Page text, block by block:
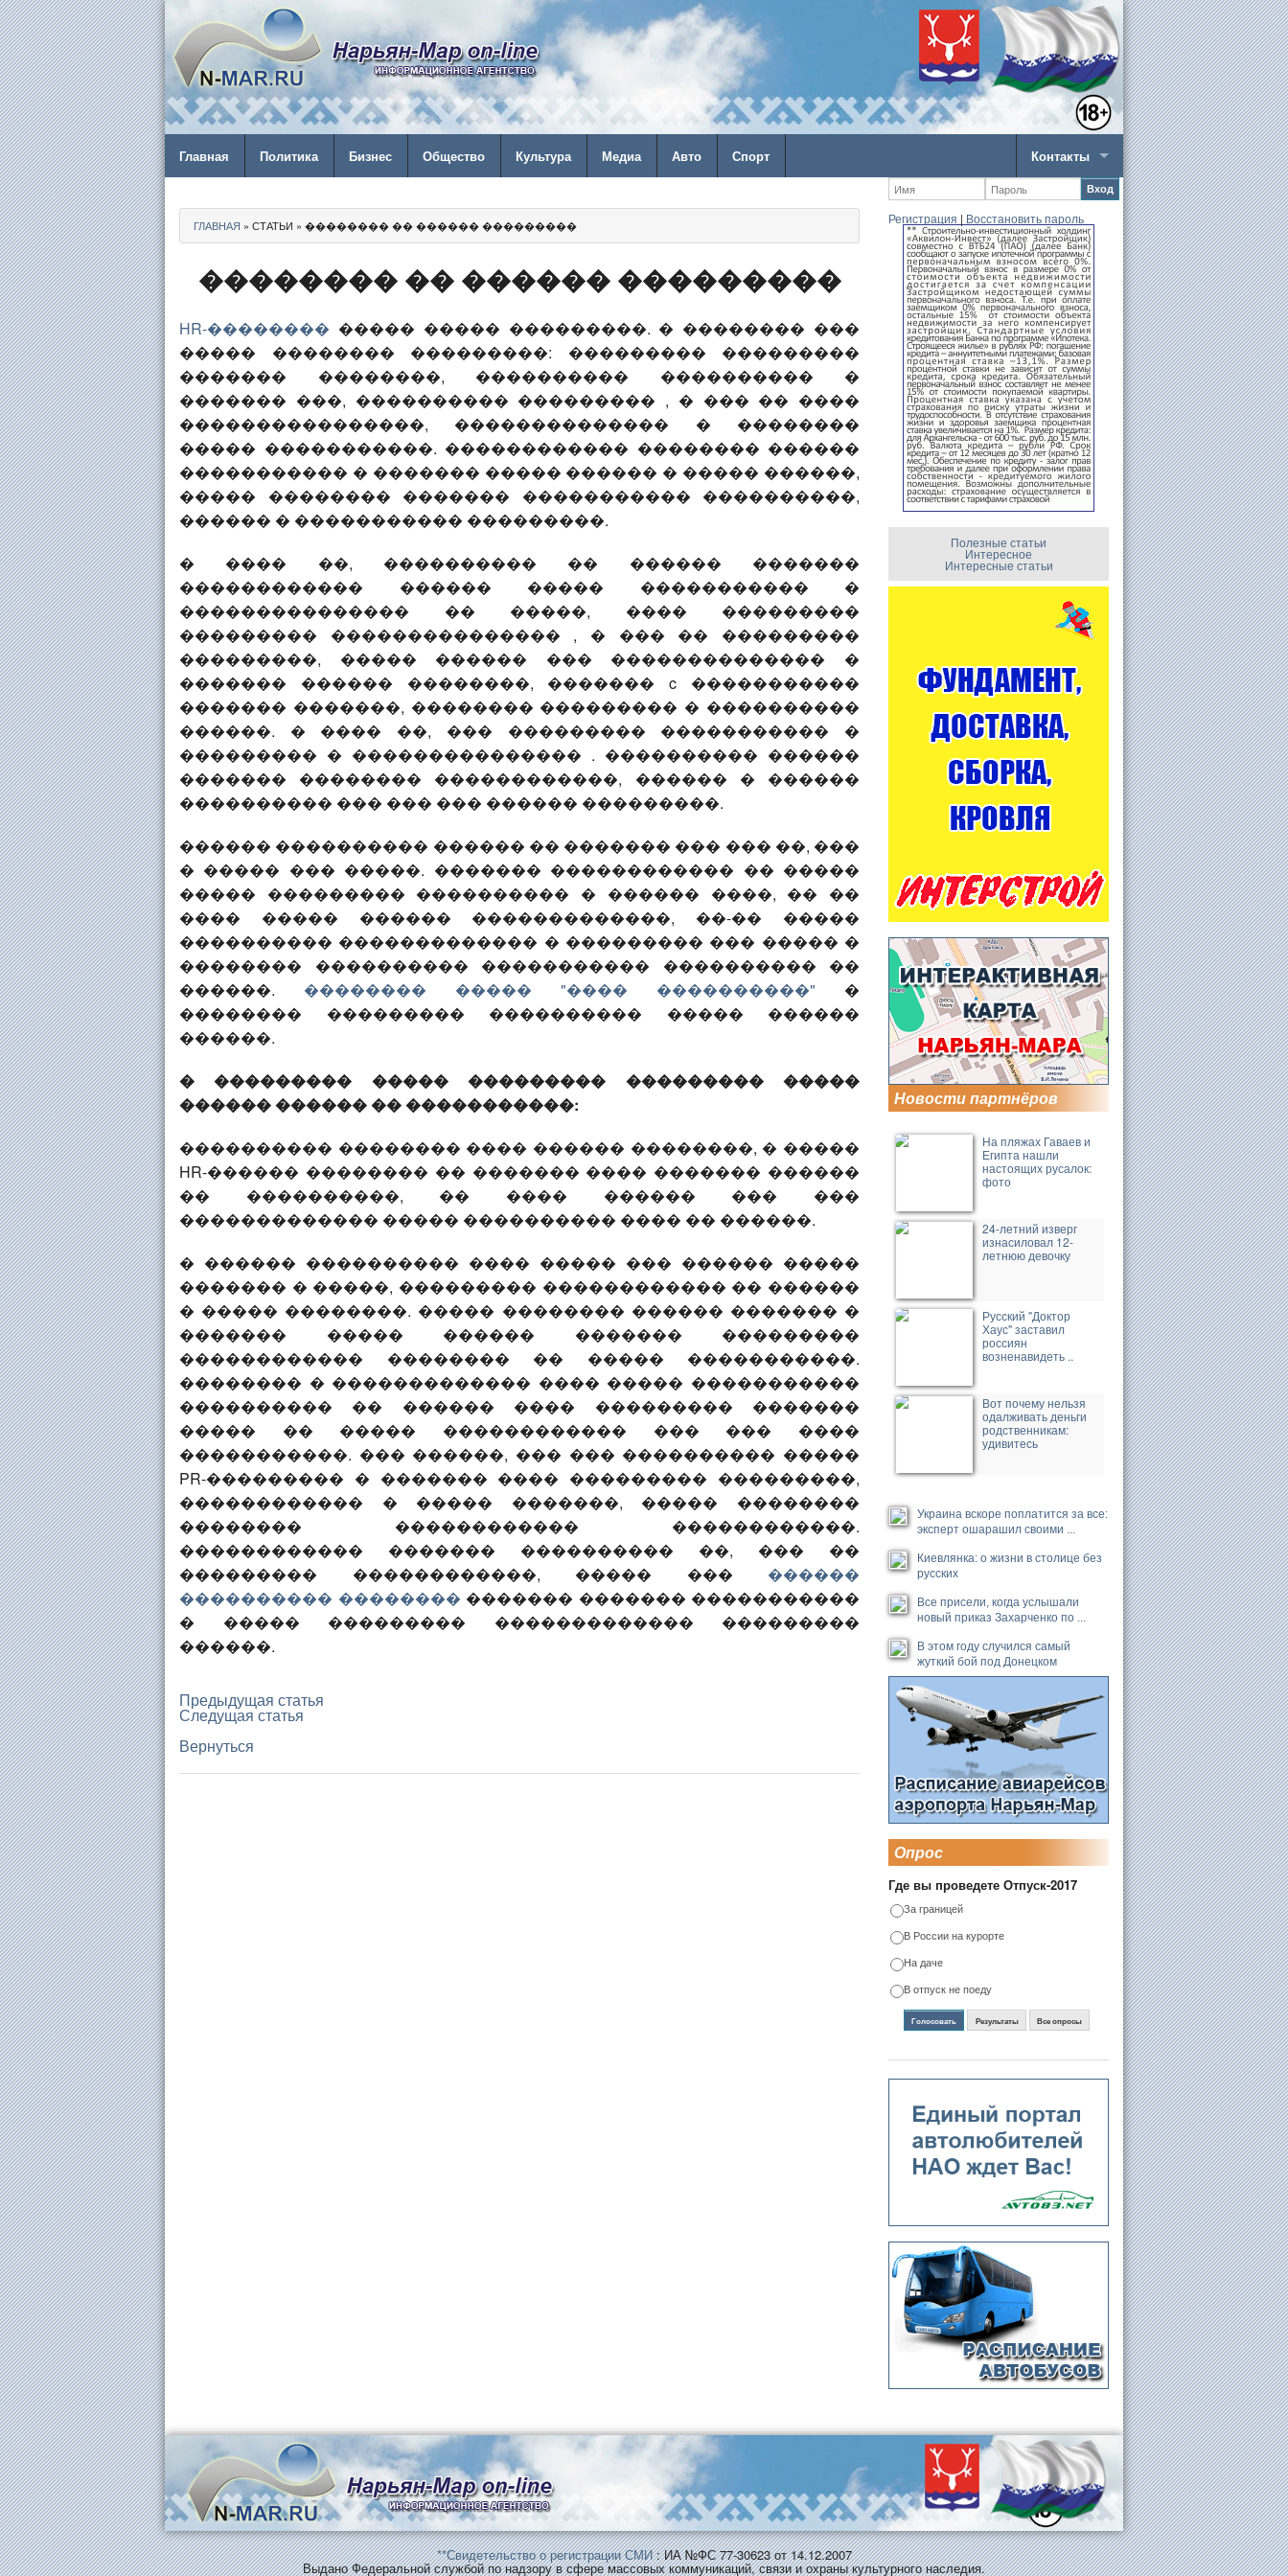
Главная Политика Бизнес Общество Культура Медиа Авто Спорт Контакты
ГЛАВНАЯ » СТАТЬИ » �������� �� ������ ���������
�������� �� ������ ���������
HR-�������� ����� ����� ���������. � �������� ���
����� �������� ���������: ��������� ���������
������� ��������, ���������� ���������� �
������� ���, ���������� ��������� , � ��� �� ����
����������������, �������������� � ��������
����� �����������. ������������ �������� ������
����������� � ������� ����� ������ � ����� ������,
����� �������� ������� ����������� ����������,
������ � ����������� ���������.
� ���� ��, ���������� �� ������ �������
������������ ������ ����� ����������� �
��������������� �� �����, ���� ���������
��������� ��������������� , � ��� �� ���������
���������, ����� ������ ��� �������������� �
������� ������ ��������, ������� c �����������
������� �������, �������� ��������� � ����������
������. � ���� ��, ��� ��������� ����������� �
��������� � ��������������� . ���������� ������
������� �������� ������������, ������ � ������
���������� ��� ��� ��� ������ ���������.
������ ���������� ������ �� ������� ��� ��� ��, ���
� ����� ��� �����. ������� ������������ �� �����
����� ��������� ���������� � ������ ����, �� ��
���� ����� ������ �������������, ��-�� �����
���������� ������������� � ��������� ��� ����� �
�������� ���������� ����������� ���������� ��
������. �������� ����� "���� ����������" �
�������� ��������� ���������� ����� ������
������.
� ��������� ����� ��������� ��������� �����
������ ������ �� �����������:
���������� �������� ���� ������ ��������, � �����
HR-������ �������� �� ������� ���� ������� ������
�� ����������, �� ���� ������ ��� ���
������������� ����� ���������� ���� �� ������.
� ������ ���������� ���� ����� ��� ������ �����
������� � �����, ��������� ������������ �� ������
� ����� ��������. ����� �������� ������ ������� �
������� ����� ������ ������� ���������
������������ �������� �� ����� �����������.
�������� � ������������� ���� ����� �����������
���������� �� ������ ���� ��������� �������
����� �� ����� ������������ ��� ��� ����
�����������. ��� ������, ��� ��� ���������� �����
PR-��������� � ������� ���� ��������� ���������,
������������ � ����� �������, ����� ��������
�������� ������������ ������������.
������������ ������� ���������� ��, ��� ��
��������� ������������, ����� ��� ������
���������� �������� ������� ������� �����������
� ����� ��������� ������������� ���������
������.
Предыдущая статья
Следущая статья
Вернуться
Вход
Регистрация | Восстановить пароль
Полезные статьи
Интересное
Интересные статьи
Новости партнёров
На пляжах Гаваев и
Египта нашли
настоящих русалок:
фото
24-летний изверг
изнасиловал 12-
летнюю девочку
Русский "Доктор
Хаус" заставил
россиян
возненавидеть ..
Вот почему нельзя
одалживать деньги
родственникам:
удивитесь
Украина вскоре поплатится за все:
эксперт ошарашил своими ...
Киевлянка: о жизни в столице без
русских
Все присели, когда услышали
новый приказ Захарченко по ...
В этом году случился самый
жуткий бой под Донецком
Опрос
Где вы проведете Отпуск-2017
За границей
В России на курорте
На даче
В отпуск не поеду
Голосовать Результаты Все опросы
**Свидетельство о регистрации СМИ : ИА №ФС 77-30623 от 14.12.2007
Выдано Федеральной службой по надзору в сфере массовых коммуникаций, связи и охраны культурного наследия.